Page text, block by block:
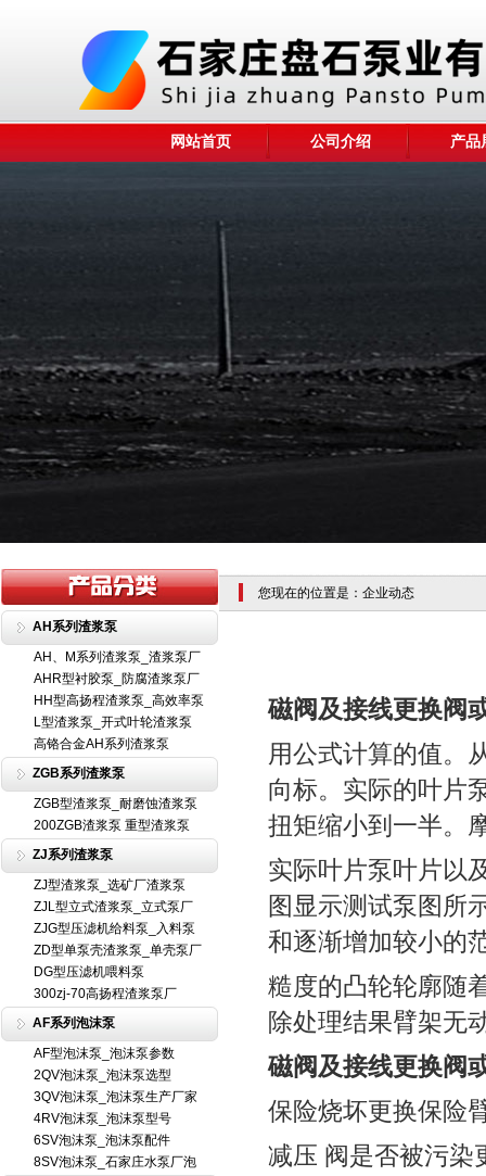
网站首页 公司介绍 产品
AH系列渣浆泵
AH、M系列渣浆泵_渣浆泵厂
AHR型衬胶泵_防腐渣浆泵厂
HH型高扬程渣浆泵_高效率泵
L型渣浆泵_开式叶轮渣浆泵
高铬合金AH系列渣浆泵
ZGB系列渣浆泵
ZGB型渣浆泵_耐磨蚀渣浆泵
200ZGB渣浆泵 重型渣浆泵
ZJ系列渣浆泵
ZJ型渣浆泵_选矿厂渣浆泵
ZJL型立式渣浆泵_立式泵厂
ZJG型压滤机给料泵_入料泵
ZD型单泵壳渣浆泵_单壳泵厂
DG型压滤机喂料泵
300zj-70高扬程渣浆泵厂
AF系列泡沫泵
AF型泡沫泵_泡沫泵参数
2QV泡沫泵_泡沫泵选型
3QV泡沫泵_泡沫泵生产厂家
4RV泡沫泵_泡沫泵型号
6SV泡沫泵_泡沫泵配件
8SV泡沫泵_石家庄水泵厂泡
您现在的位置是：企业动态
磁阀及接线更换阀
用公式计算的值。
向标。实际的叶片
扭矩缩小到一半。
实际叶片泵叶片以
图显示测试泵图所
和逐渐增加较小的
糙度的凸轮轮廓随
除处理结果臂架无
磁阀及接线更换阀
保险烧坏更换保险
减压 阀是否被污染